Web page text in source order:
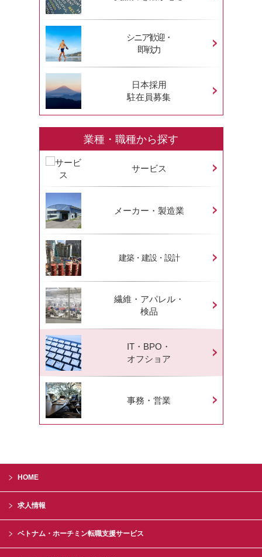
シニア歓迎・
即戦力
日本採用
駐在員募集
業種・職種から探す
サービス
メーカー・製造業
建築・建設・設計
繊維・アパレル・
検品
IT・BPO・
オフショア
事務・営業
HOME
求人情報
ベトナム・ホーチミン転職支援サービス